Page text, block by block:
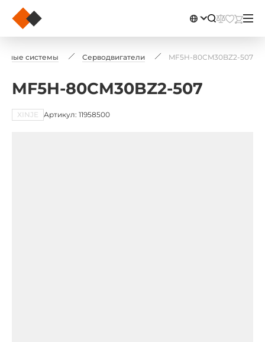
системы Серводвигатели MF5H-80CM30BZ2-507
MF5H-80CM30BZ2-507
XINJE Артикул: 11958500